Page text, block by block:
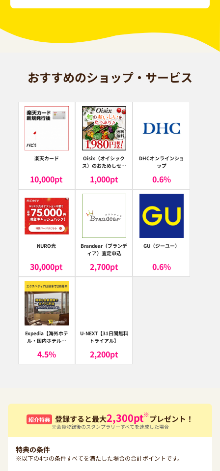
おすすめのショップ・サービス
楽天カード
10,000pt
Oisix（オイシック
ス）のおためしセッ
1,000pt
DHCオンラインショ
ップ
0.6%
NURO光
30,000pt
Brandear（ブランデ
ィア）査定申込
2,700pt
GU（ジーユー）
0.6%
Expedia【海外ホテ
ル・国内ホテル予
ア）
4.5%
U-NEXT【31日間無料
トライアル】
2,200pt
紹介特典 登録すると最大2,300pt※プレゼント！
※会員登録後のスタンプラリーすべてを達成した場合
特典の条件
※以下の4つの条件すべてを満たした場合の合計ポイントです。